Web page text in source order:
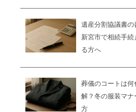
遺産分割協議書の
新宮市で相続手続
る方へ
葬儀のコートは何
解？冬の服装マナ
方